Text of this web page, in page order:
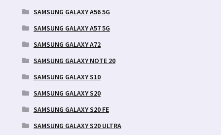
SAMSUNG GALAXY A56 5G
SAMSUNG GALAXY A57 5G
SAMSUNG GALAXY A72
SAMSUNG GALAXY NOTE 20
SAMSUNG GALAXY S10
SAMSUNG GALAXY S20
SAMSUNG GALAXY S20 FE
SAMSUNG GALAXY S20 ULTRA